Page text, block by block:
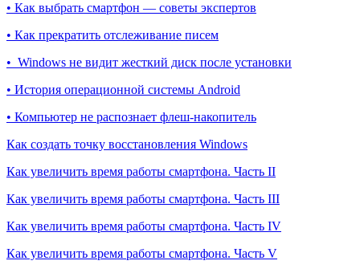
• Как выбрать смартфон — советы экспертов
• Как прекратить отслеживание писем
• Windows не видит жесткий диск после установки
• История операционной системы Android
• Компьютер не распознает флеш-накопитель
Как создать точку восстановления Windows
Как увеличить время работы смартфона. Часть II
Как увеличить время работы смартфона. Часть III
Как увеличить время работы смартфона. Часть IV
Как увеличить время работы смартфона. Часть V